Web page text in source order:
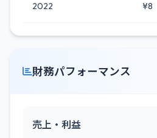
2022 ¥8
財務パフォーマンス
売上・利益